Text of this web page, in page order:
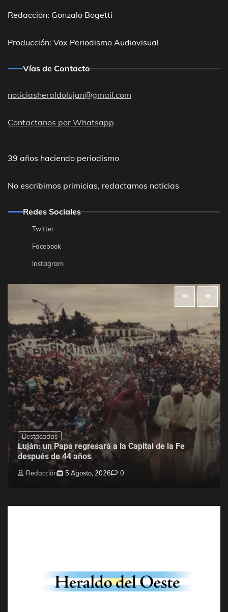
Redacción: Gonzalo Bogetti
Producción: Vox Periodismo Audiovisual
Vías de Contacto
noticiasheraldolujan@gmail.com
Contactanos por Whatsapp
39 años haciendo periodismo
No escribimos primicias, redactamos noticias
Redes Sociales
Twitter
Facebook
Instagram
Destacadas
Luján: un Papa regresará a la Capital de la Fe
después de 44 años
Redacción 5 Agosto, 2026 0